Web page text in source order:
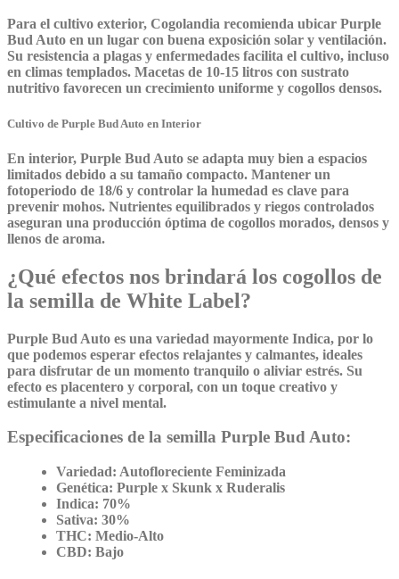
Para el cultivo exterior, Cogolandia recomienda ubicar Purple
Bud Auto en un lugar con buena exposición solar y ventilación.
Su resistencia a plagas y enfermedades facilita el cultivo, incluso
en climas templados. Macetas de 10-15 litros con sustrato
nutritivo favorecen un crecimiento uniforme y cogollos densos.
Cultivo de Purple Bud Auto en Interior
En interior, Purple Bud Auto se adapta muy bien a espacios
limitados debido a su tamaño compacto. Mantener un
fotoperiodo de 18/6 y controlar la humedad es clave para
prevenir mohos. Nutrientes equilibrados y riegos controlados
aseguran una producción óptima de cogollos morados, densos y
llenos de aroma.
¿Qué efectos nos brindará los cogollos de
la semilla de White Label?
Purple Bud Auto es una variedad mayormente Indica, por lo
que podemos esperar efectos relajantes y calmantes, ideales
para disfrutar de un momento tranquilo o aliviar estrés. Su
efecto es placentero y corporal, con un toque creativo y
estimulante a nivel mental.
Especificaciones de la semilla Purple Bud Auto:
Variedad: Autofloreciente Feminizada
Genética: Purple x Skunk x Ruderalis
Indica: 70%
Sativa: 30%
THC: Medio-Alto
CBD: Bajo